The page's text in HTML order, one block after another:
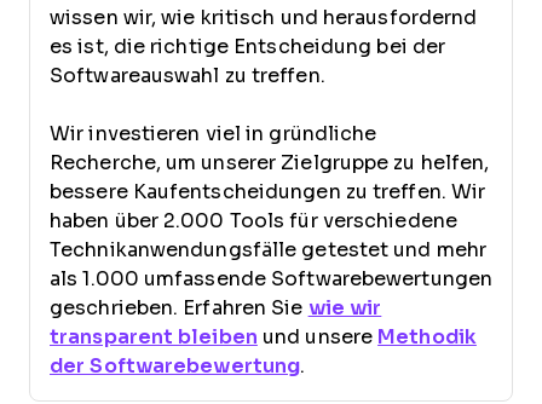
wissen wir, wie kritisch und herausfordernd
es ist, die richtige Entscheidung bei der
Softwareauswahl zu treffen.
Wir investieren viel in gründliche
Recherche, um unserer Zielgruppe zu helfen,
bessere Kaufentscheidungen zu treffen. Wir
haben über 2.000 Tools für verschiedene
Technikanwendungsfälle getestet und mehr
als 1.000 umfassende Softwarebewertungen
geschrieben. Erfahren Sie wie wir
transparent bleiben und unsere Methodik
der Softwarebewertung.